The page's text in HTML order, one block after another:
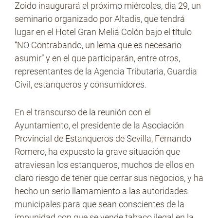
Zoido inaugurará el próximo miércoles, día 29, un
seminario organizado por Altadis, que tendrá
lugar en el Hotel Gran Meliá Colón bajo el título
“NO Contrabando, un lema que es necesario
asumir” y en el que participarán, entre otros,
representantes de la Agencia Tributaria, Guardia
Civil, estanqueros y consumidores.
En el transcurso de la reunión con el
Ayuntamiento, el presidente de la Asociación
Provincial de Estanqueros de Sevilla, Fernando
Romero, ha expuesto la grave situación que
atraviesan los estanqueros, muchos de ellos en
claro riesgo de tener que cerrar sus negocios, y ha
hecho un serio llamamiento a las autoridades
municipales para que sean conscientes de la